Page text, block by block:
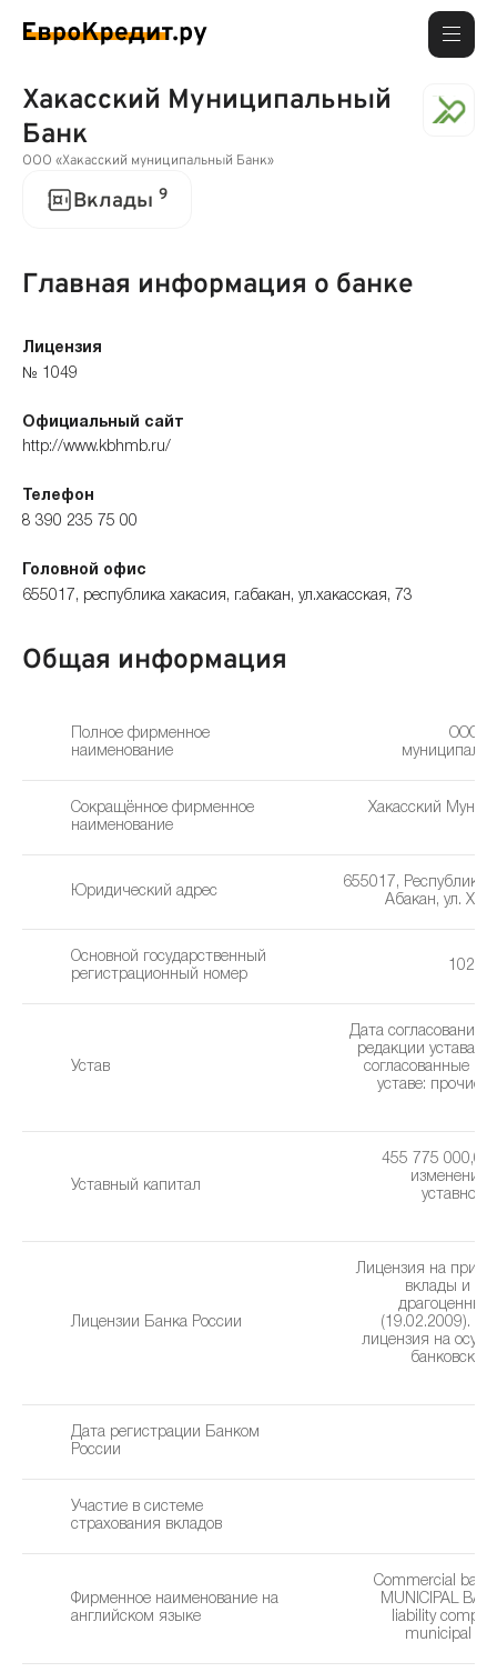
Хакасский Муниципальный
Банк
ООО «Хакасский муниципальный Банк»
Вклады 9
Главная информация о банке
Лицензия
№ 1049
Официальный сайт
http://www.kbhmb.ru/
Телефон
8 390 235 75 00
Головной офис
655017, республика хакасия, г.абакан, ул.хакасская, 73
Общая информация
Полное фирменное
наименование
ООО
Сокращённое фирменное
наименование
Хакасский
Юридический адрес
655017, Республика
Абакан, ул.
Основной государственный
регистрационный номер
Устав
Дата согласования
редакции устава:
cогласованные
уставe: прочие
Уставный капитал
455 775 000,00
изменения
уставного
Лицензии Банка России
Лицензия на
вклады и
драгоценных
(19.02.2009).
лицензия на
Дата регистрации Банком
России
Участие в системе
страхования вкладов
Фирменное наименование на
английском языке
Commercial bank
MUNICIPAL
liability
municipal